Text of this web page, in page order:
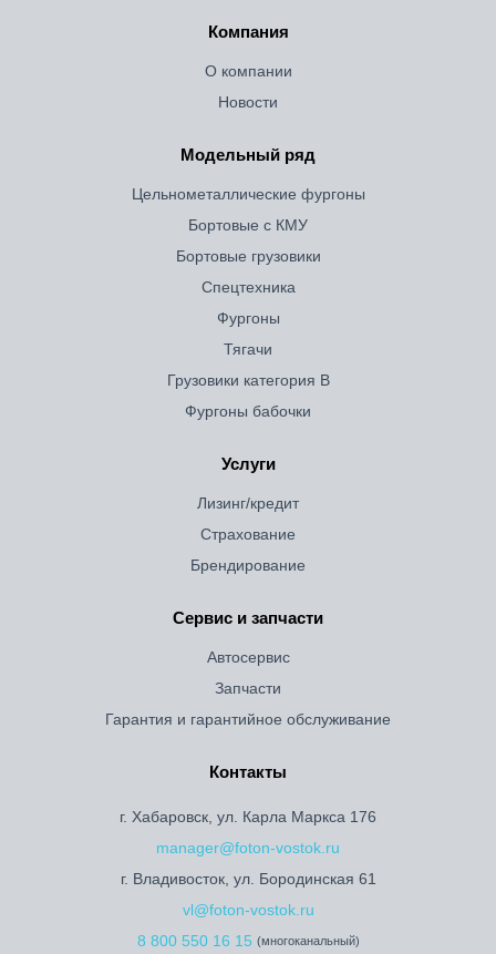
Компания
О компании
Новости
Модельный ряд
Цельнометаллические фургоны
Бортовые с КМУ
Бортовые грузовики
Спецтехника
Фургоны
Тягачи
Грузовики категория B
Фургоны бабочки
Услуги
Лизинг/кредит
Страхование
Брендирование
Сервис и запчасти
Автосервис
Запчасти
Гарантия и гарантийное обслуживание
Контакты
г. Хабаровск, ул. Карла Маркса 176
manager@foton-vostok.ru
г. Владивосток, ул. Бородинская 61
vl@foton-vostok.ru
8 800 550 16 15 (многоканальный)